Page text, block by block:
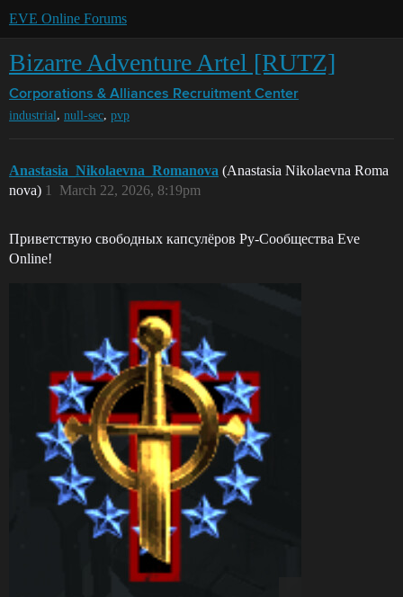
EVE Online Forums
Bizarre Adventure Artel [RUTZ]
Corporations & Alliances Recruitment Center
industrial, null-sec, pvp
Anastasia_Nikolaevna_Romanova (Anastasia Nikolaevna Roma
nova)
March 22, 2026, 8:19pm
1
Приветствую свободных капсулёров Ру-Сообщества Eve
Online!